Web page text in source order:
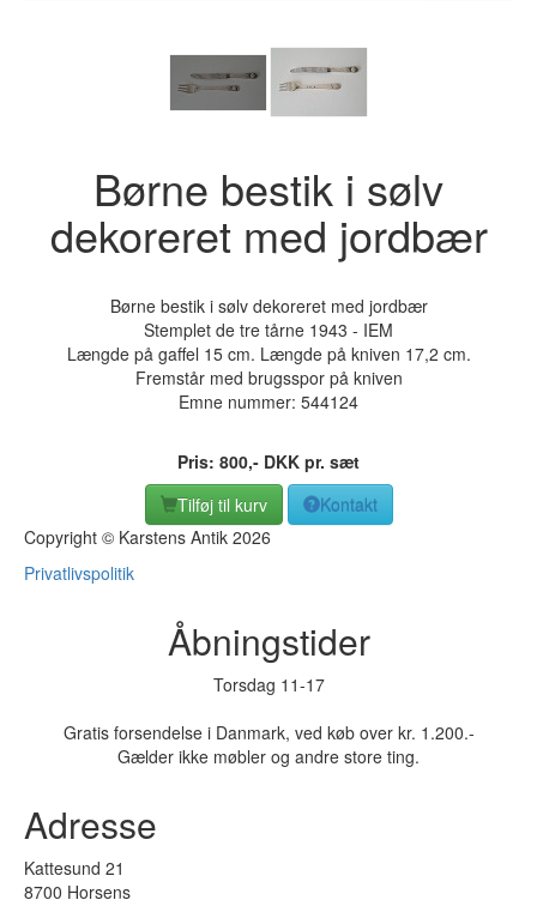
Børne bestik i sølv
dekoreret med jordbær
Børne bestik i sølv dekoreret med jordbær
Stemplet de tre tårne 1943 - IEM
Længde på gaffel 15 cm. Længde på kniven 17,2 cm.
Fremstår med brugsspor på kniven
Emne nummer: 544124
Pris: 800,- DKK pr. sæt
Tilføj til kurv
Kontakt
Copyright © Karstens Antik 2026
Privatlivspolitik
Åbningstider
Torsdag 11-17
Gratis forsendelse i Danmark, ved køb over kr. 1.200.-
Gælder ikke møbler og andre store ting.
Adresse
Kattesund 21
8700 Horsens